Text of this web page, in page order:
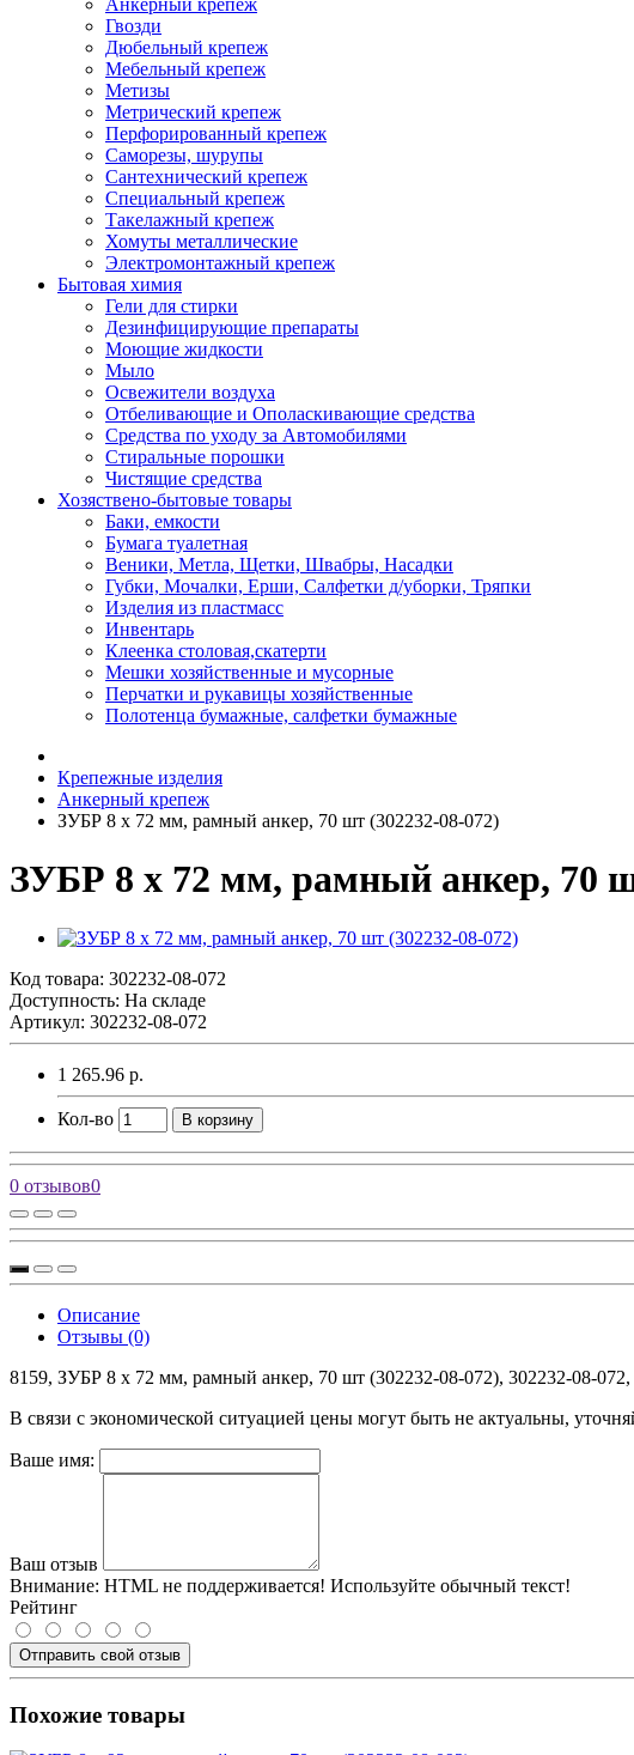
Анкерный крепеж
Гвозди
Дюбельный крепеж
Мебельный крепеж
Метизы
Метрический крепеж
Перфорированный крепеж
Саморезы, шурупы
Сантехнический крепеж
Специальный крепеж
Такелажный крепеж
Хомуты металлические
Электромонтажный крепеж
Бытовая химия
Гели для стирки
Дезинфицирующие препараты
Моющие жидкости
Мыло
Освежители воздуха
Отбеливающие и Ополаскивающие средства
Средства по уходу за Автомобилями
Стиральные порошки
Чистящие средства
Хозяствено-бытовые товары
Баки, емкости
Бумага туалетная
Веники, Метла, Щетки, Швабры, Насадки
Губки, Мочалки, Ерши, Салфетки д/уборки, Тряпки
Изделия из пластмасс
Инвентарь
Клеенка столовая,скатерти
Мешки хозяйственные и мусорные
Перчатки и рукавицы хозяйственные
Полотенца бумажные, салфетки бумажные
Крепежные изделия
Анкерный крепеж
ЗУБР 8 x 72 мм, рамный анкер, 70 шт (302232-08-072)
ЗУБР 8 x 72 мм, рамный анкер, 70
Код товара: 302232-08-072
Доступность: На складе
Артикул: 302232-08-072
1 265.96 р.
Кол-во В корзину
0 отзывов0
Описание
Отзывы (0)
8159, ЗУБР 8 x 72 мм, рамный анкер, 70 шт (302232-08-072), 302232-08-
В связи с экономической ситуацией цены могут быть не актуальны,
Ваше имя:
Ваш отзыв
Внимание: HTML не поддерживается! Используйте обычный текст!
Рейтинг
Отправить свой отзыв
Похожие товары